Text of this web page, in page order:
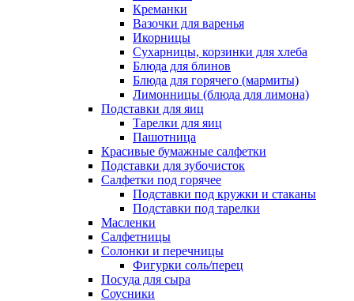
Креманки
Вазочки для варенья
Икорницы
Сухарницы, корзинки для хлеба
Блюда для блинов
Блюда для горячего (мармиты)
Лимонницы (блюда для лимона)
Подставки для яиц
Тарелки для яиц
Пашотница
Красивые бумажные салфетки
Подставки для зубочисток
Салфетки под горячее
Подставки под кружки и стаканы
Подставки под тарелки
Масленки
Салфетницы
Солонки и перечницы
Фигурки соль/перец
Посуда для сыра
Соусники